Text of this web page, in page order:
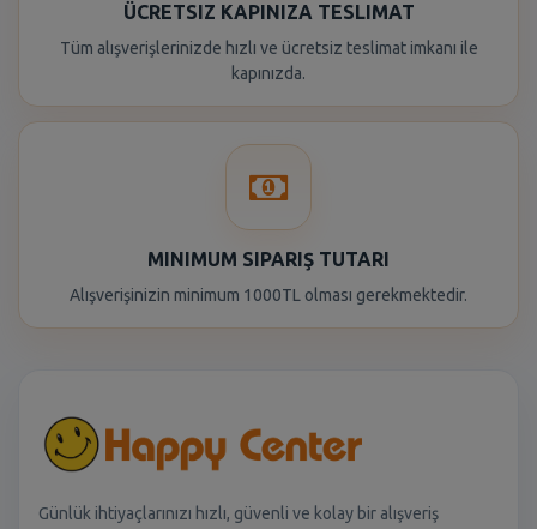
ÜCRETSIZ KAPINIZA TESLIMAT
Tüm alışverişlerinizde hızlı ve ücretsiz teslimat imkanı ile
kapınızda.
MINIMUM SIPARIŞ TUTARI
Alışverişinizin minimum 1000TL olması gerekmektedir.
Günlük ihtiyaçlarınızı hızlı, güvenli ve kolay bir alışveriş